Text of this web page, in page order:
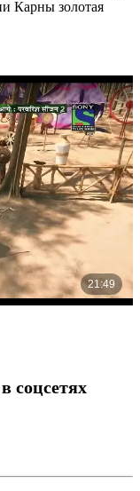
Карны золотая
соцсетях